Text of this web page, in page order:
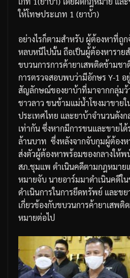
ให้โทษประเภท 1 (ยาบ้า)
อย่างไรก็ตามสำหรับ ผู้ต้องหาที่ถูก
หลบหนีไปนั้นถือเป็นผู้ต้องหาราย
ขบวนการการค้ายาเสพติดข้ามชา
การตรวจสอบพบว่ามีอักษร Y-1 อ
สัญลักษณ์ของยาบ้าที่มาจากกลุ่มว้
ชาวลาว ขนข้ามแม่น้ำโขงมาขาย
ประเทศไทย และยาบ้าจำนวนดัง
เท่ากันซึ่งหากมีการขนและขายไ
ล้านบาท ซึ่งหลังจากจับกุมผู้ต้องห
ส่งตัวผู้ต้องหาพร้อมของกลางให้
สภ.ชุมแพ ดำเนินคดีตามกฎหมาย
หมายจับนายอาร์มมาดำเนินคดีใ
ดำเนินการในการยึดทรัพย์ และขย
เกี่ยวข้องกับขบวนการค้ายาเสพติ
หมายต่อไป